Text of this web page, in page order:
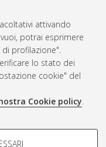
attivando
potrai esprimere
profilazione".
lo stato dei
cookie" del
Cookie policy.